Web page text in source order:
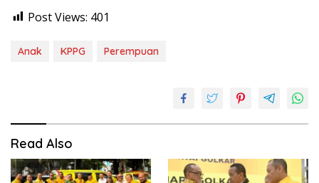
Post Views: 401
Anak KPPG Perempuan
Read Also